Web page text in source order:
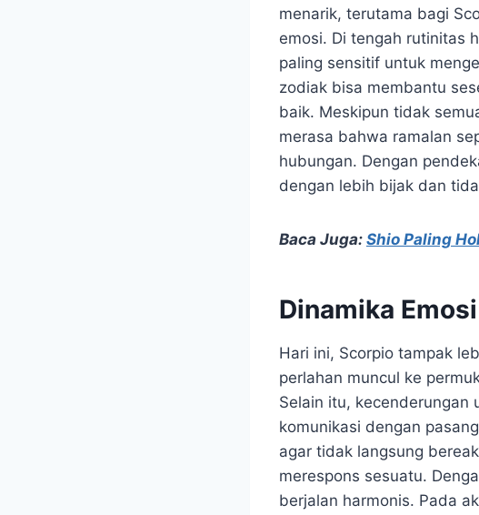
menarik, terutama bagi
emosi. Di tengah rutinitas
paling sensitif untuk
zodiak bisa membantu
baik. Meskipun tidak
merasa bahwa ramalan
hubungan. Dengan
dengan lebih bijak dan
Baca Juga: Shio Paling
Dinamika
Hari ini, Scorpio tampak
perlahan muncul ke
Selain itu, kecenderungan
komunikasi dengan
agar tidak langsung
merespons sesuatu.
berjalan harmonis. Pada